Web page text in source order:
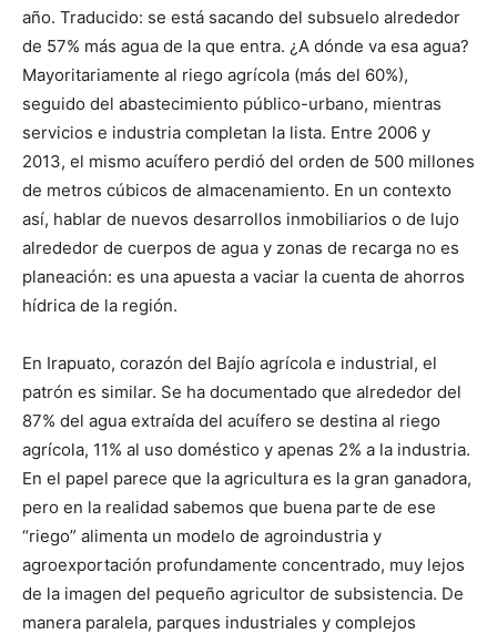
año. Traducido: se está sacando del subsuelo alrededor
de 57% más agua de la que entra. ¿A dónde va esa agua?
Mayoritariamente al riego agrícola (más del 60%),
seguido del abastecimiento público-urbano, mientras
servicios e industria completan la lista. Entre 2006 y
2013, el mismo acuífero perdió del orden de 500 millones
de metros cúbicos de almacenamiento. En un contexto
así, hablar de nuevos desarrollos inmobiliarios o de lujo
alrededor de cuerpos de agua y zonas de recarga no es
planeación: es una apuesta a vaciar la cuenta de ahorros
hídrica de la región.
En Irapuato, corazón del Bajío agrícola e industrial, el
patrón es similar. Se ha documentado que alrededor del
87% del agua extraída del acuífero se destina al riego
agrícola, 11% al uso doméstico y apenas 2% a la industria.
En el papel parece que la agricultura es la gran ganadora,
pero en la realidad sabemos que buena parte de ese
“riego” alimenta un modelo de agroindustria y
agroexportación profundamente concentrado, muy lejos
de la imagen del pequeño agricultor de subsistencia. De
manera paralela, parques industriales y complejos